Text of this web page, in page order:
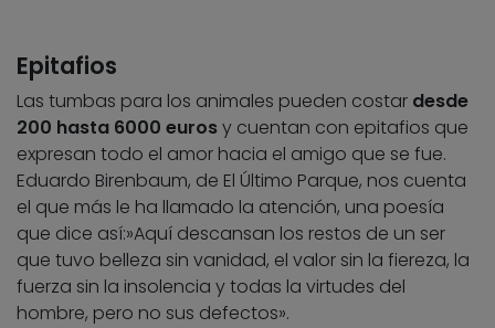
Epitafios
Las tumbas para los animales pueden costar desde
200 hasta 6000 eurosy cuentan con epitafios que
expresan todo el amor hacia el amigo que se fue.
Eduardo Birenbaum, de El Último Parque, nos cuenta
el que más le ha llamado la atención, una poesía
que dice así:»Aquí descansan los restos de un ser
que tuvo belleza sin vanidad, el valor sin la fiereza, la
fuerza sin la insolencia y todas la virtudes del
hombre, pero no sus defectos».